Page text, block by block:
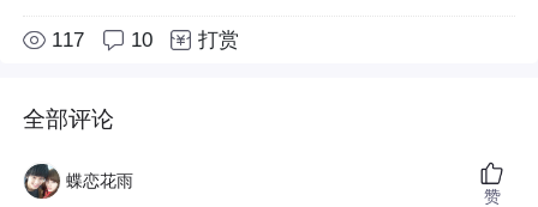
117 10 打赏
全部评论
蝶恋花雨
赞